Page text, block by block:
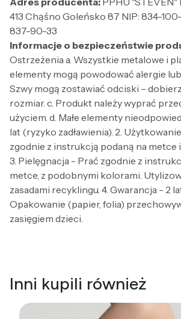
413 Chąśno Goleńsko 87 NIP: 834-
837-90-33
Informacje o bezpieczeństwie
Ostrzeżenia a. Wszystkie metalowe i
elementy mogą powodować alergie
Szwy mogą zostawiać odciski –
rozmiar. c. Produkt należy wyprać
użyciem. d. Małe elementy
lat (ryzyko zadławienia). 2.
zgodnie z instrukcją podaną na metce
3. Pielęgnacja - Prać zgodnie z
metce, z podobnymi kolorami.
zasadami recyklingu. 4. Gwarancja - 2
Opakowanie (papier, folia)
zasięgiem dzieci.
Inni kupili również